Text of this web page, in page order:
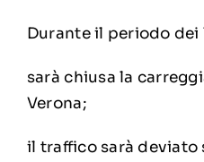
Durante il periodo dei
sarà chiusa la
Verona;
il traffico sarà deviato